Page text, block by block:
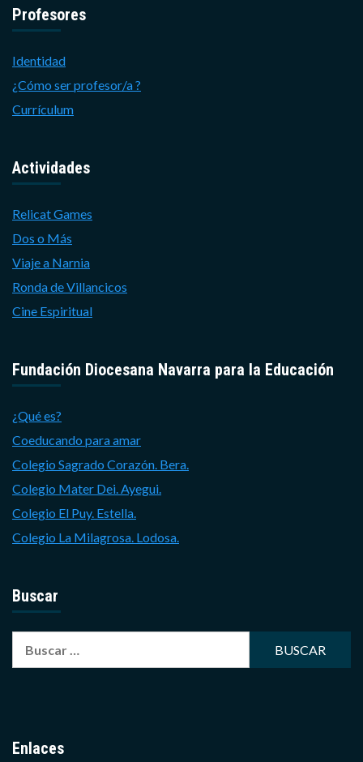
Profesores
Identidad
¿Cómo ser profesor/a ?
Currículum
Actividades
Relicat Games
Dos o Más
Viaje a Narnia
Ronda de Villancicos
Cine Espiritual
Fundación Diocesana Navarra para la Educación
¿Qué es?
Coeducando para amar
Colegio Sagrado Corazón. Bera.
Colegio Mater Dei. Ayegui.
Colegio El Puy. Estella.
Colegio La Milagrosa. Lodosa.
Buscar
Enlaces